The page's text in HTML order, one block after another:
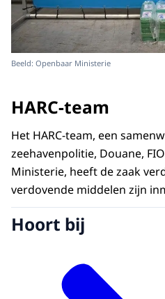
Beeld: Openbaar Ministerie
HARC-team
Het HARC-team, een
zeehavenpolitie, Douane,
Ministerie, heeft de zaak
verdovende middelen zijn
Hoort bij